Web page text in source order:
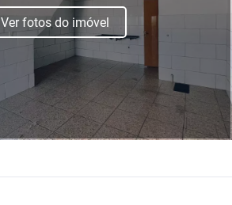
Ver fotos do imóvel